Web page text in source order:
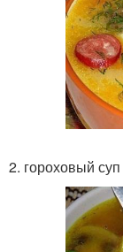
2. гороховый